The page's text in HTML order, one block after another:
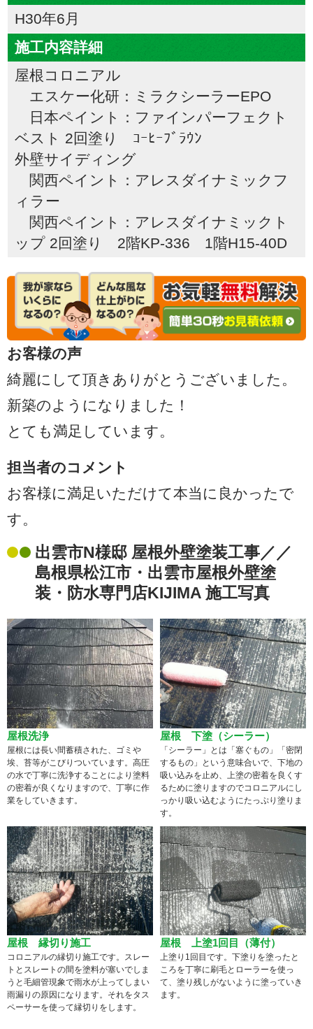
H30年6月
施工内容詳細
屋根コロニアル
エスケー化研：ミラクシーラーEPO
日本ペイント：ファインパーフェクト
ベスト 2回塗り ｺｰﾋｰﾌﾞﾗｳﾝ
外壁サイディング
関西ペイント：アレスダイナミックフ
ィラー
関西ペイント：アレスダイナミックト
ップ 2回塗り 2階KP-336 1階H15-40D
お客様の声
綺麗にして頂きありがとうございました。
新築のようになりました！
とても満足しています。
担当者のコメント
お客様に満足いただけて本当に良かったで
す。
出雲市N様邸 屋根外壁塗装工事／／
島根県松江市・出雲市屋根外壁塗
装・防水専門店KIJIMA 施工写真
屋根洗浄
屋根には長い間蓄積された、ゴミや
埃、苔等がこびりついています。高圧
の水で丁寧に洗浄することにより塗料
の密着が良くなりますので、丁寧に作
業をしていきます。
屋根 下塗（シーラー）
「シーラー」とは「塞ぐもの」「密閉
するもの」という意味合いで、下地の
吸い込みを止め、上塗の密着を良くす
るために塗りますのでコロニアルにし
っかり吸い込むようにたっぷり塗りま
す。
屋根 縁切り施工
コロニアルの縁切り施工です。スレー
トとスレートの間を塗料が塞いでしま
うと毛細管現象で雨水が上ってしまい
雨漏りの原因になります。それをタス
ペーサーを使って縁切りをします。
屋根 上塗1回目（薄付）
上塗り1回目です。下塗りを塗ったと
ころを丁寧に刷毛とローラーを使っ
て、塗り残しがないように塗っていき
ます。